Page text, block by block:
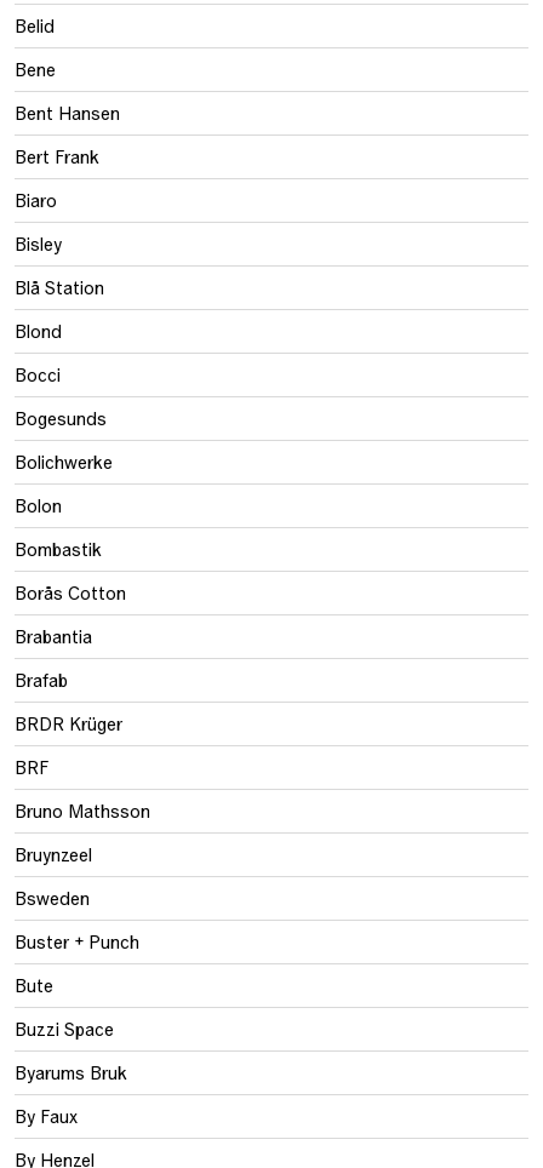
Belid
Bene
Bent Hansen
Bert Frank
Biaro
Bisley
Blå Station
Blond
Bocci
Bogesunds
Bolichwerke
Bolon
Bombastik
Borås Cotton
Brabantia
Brafab
BRDR Krüger
BRF
Bruno Mathsson
Bruynzeel
Bsweden
Buster + Punch
Bute
Buzzi Space
Byarums Bruk
By Faux
By Henzel